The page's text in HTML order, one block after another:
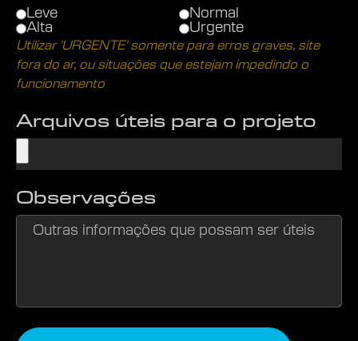
Leve
Normal
Alta
Urgente
Arquivos úteis para o projeto
Observações